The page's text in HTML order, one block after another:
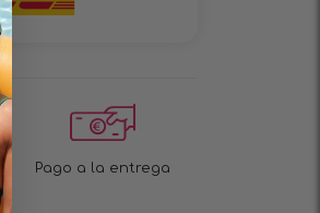
Pago a la entrega